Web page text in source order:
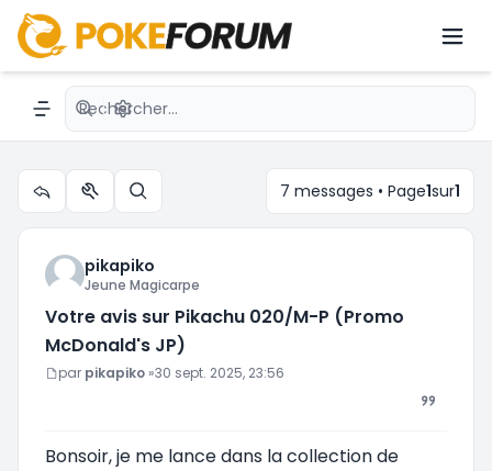
Votre avis sur Pikachu 020/M-P (Promo
McDonald's JP)
Navigation menu
Recherche avancée
Outils du sujet
Rechercher 7 messages • Page1sur1
pikapiko
Jeune Magicarpe
Votre avis sur Pikachu 020/M-P (Promo
McDonald's JP)
Message
par pikapiko »30 sept. 2025, 23:56
Bonsoir, je me lance dans la collection de